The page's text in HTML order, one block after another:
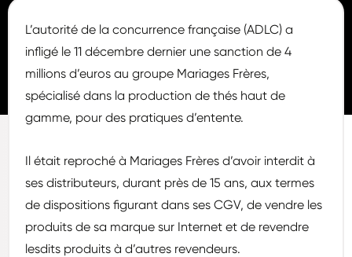
L’autorité de la concurrence française (ADLC) a
infligé le 11 décembre dernier une sanction de 4
millions d’euros au groupe Mariages Frères,
spécialisé dans la production de thés haut de
gamme, pour des pratiques d’entente.
Il était reproché à Mariages Frères d’avoir interdit à
ses distributeurs, durant près de 15 ans, aux termes
de dispositions figurant dans ses CGV, de vendre les
produits de sa marque sur Internet et de revendre
lesdits produits à d’autres revendeurs.